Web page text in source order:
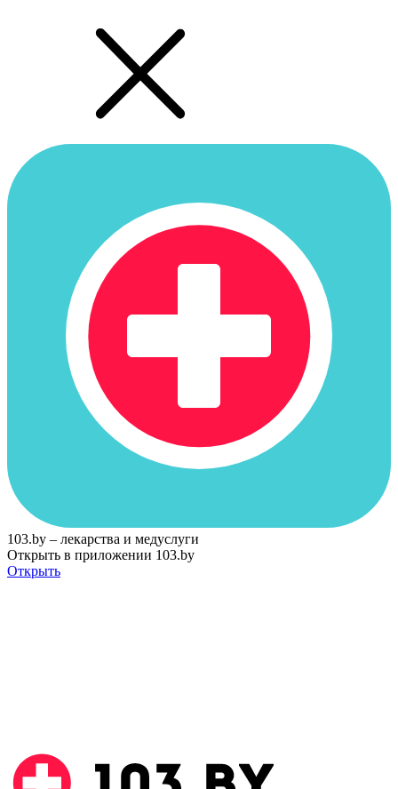
103.by – лекарства и медуслуги
Открыть в приложении 103.by
Открыть